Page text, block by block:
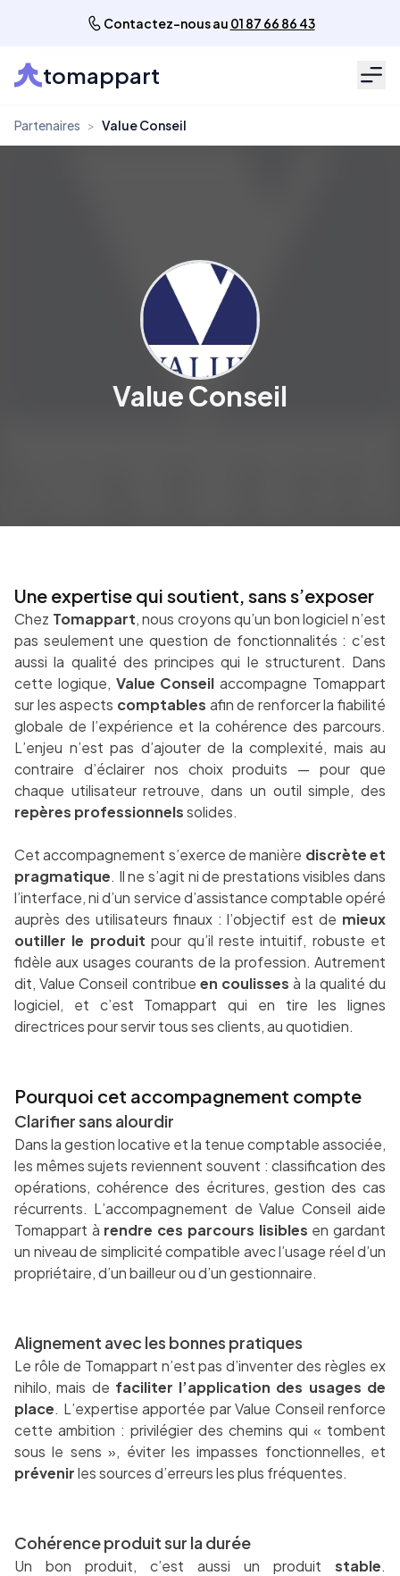
Contactez-nous au 01 87 66 86 43
tomappart
Partenaires > Value Conseil
Value Conseil
Une expertise qui soutient, sans s’exposer
Chez Tomappart, nous croyons qu’un bon logiciel n’est
pas seulement une question de fonctionnalités : c’est
aussi la qualité des principes qui le structurent. Dans
cette logique, Value Conseil accompagne Tomappart
sur les aspects comptables afin de renforcer la fiabilité
globale de l’expérience et la cohérence des parcours.
L’enjeu n’est pas d’ajouter de la complexité, mais au
contraire d’éclairer nos choix produits — pour que
chaque utilisateur retrouve, dans un outil simple, des
repères professionnelssolides.
Cet accompagnement s’exerce de manière discrète et
pragmatique. Il ne s’agit ni de prestations visibles dans
l’interface, ni d’un service d’assistance comptable opéré
auprès des utilisateurs finaux : l’objectif est de mieux
outiller le produit pour qu’il reste intuitif, robuste et
fidèle aux usages courants de la profession. Autrement
dit, Value Conseil contribue en coulisses à la qualité du
logiciel, et c’est Tomappart qui en tire les lignes
directrices pour servir tous ses clients, au quotidien.
Pourquoi cet accompagnement compte
Clarifier sans alourdir
Dans la gestion locative et la tenue comptable associée,
les mêmes sujets reviennent souvent : classification des
opérations, cohérence des écritures, gestion des cas
récurrents. L’accompagnement de Value Conseil aide
Tomappart à rendre ces parcours lisibles en gardant
un niveau de simplicité compatible avec l’usage réel d’un
propriétaire, d’un bailleur ou d’un gestionnaire.
Alignement avec les bonnes pratiques
Le rôle de Tomappart n’est pas d’inventer des règles ex
nihilo, mais de faciliter l’application des usages de
place. L’expertise apportée par Value Conseil renforce
cette ambition : privilégier des chemins qui « tombent
sous le sens », éviter les impasses fonctionnelles, et
prévenirles sources d’erreurs les plus fréquentes.
Cohérence produit sur la durée
Un bon produit, c’est aussi un produit stable.